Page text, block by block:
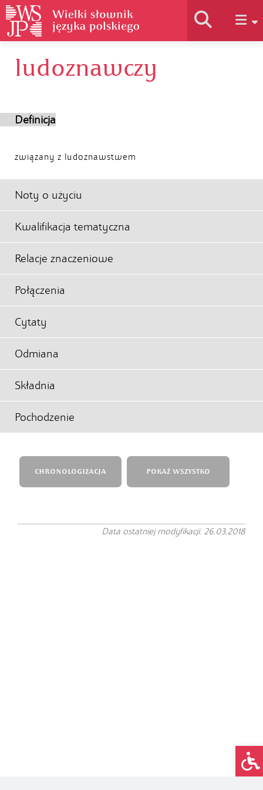
Historia słownika
ludoznawczy
Definicja
związany z ludoznawstwem
Noty o użyciu
Kwalifikacja tematyczna
Relacje znaczeniowe
Połączenia
Cytaty
Odmiana
Składnia
Pochodzenie
CHRONOLOGIZACJA POKAŻ WSZYSTKO
Data ostatniej modyfikacji: 26.03.2018